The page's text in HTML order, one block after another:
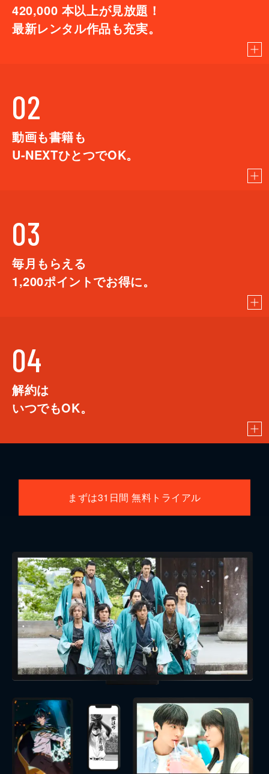
420,000 本以上が見放題！
最新レンタル作品も充実。
02
動画も書籍も
U-NEXTひとつでOK。
03
毎月もらえる
1,200ポイントでお得に。
04
解約は
いつでもOK。
まずは31日間 無料トライアル